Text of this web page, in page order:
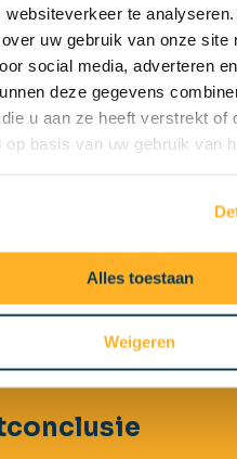
websiteverkeer te
uw gebruik van onze site
social media, adverteren
deze gegevens
u aan ze heeft verstrekt of
op basis van uw gebruik van
Alles toestaan
Weigeren